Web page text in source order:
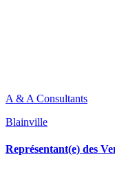
A & A Consultants
Blainville
Représentant(e) des